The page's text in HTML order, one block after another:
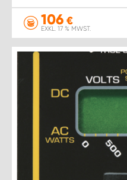
106 €
EXKL. 17 % MWST.